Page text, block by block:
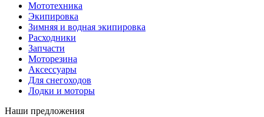
Мототехника
Экипировка
Зимняя и водная экипировка
Расходники
Запчасти
Моторезина
Аксессуары
Для снегоходов
Лодки и моторы
Наши предложения